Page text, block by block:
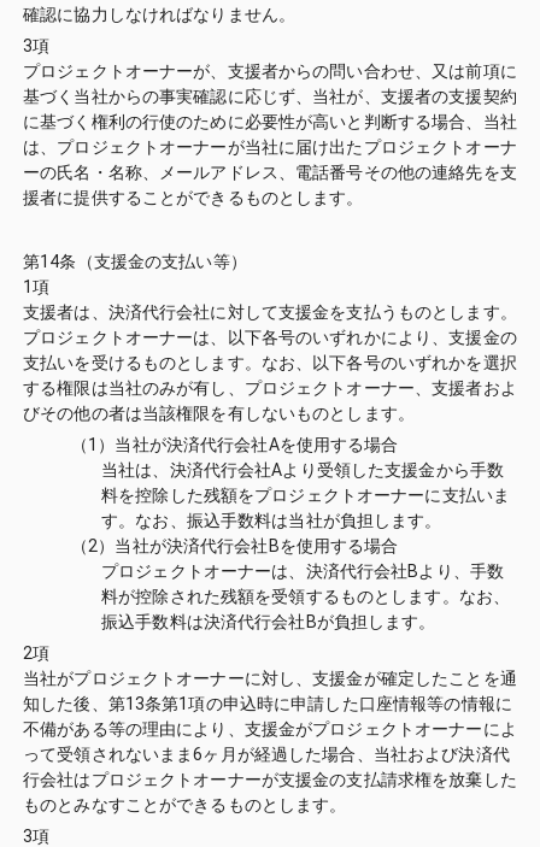
確認に協力しなければなりません。
3項
プロジェクトオーナーが、支援者からの問い合わせ、又は前項に
基づく当社からの事実確認に応じず、当社が、支援者の支援契約
に基づく権利の行使のために必要性が高いと判断する場合、当社
は、プロジェクトオーナーが当社に届け出たプロジェクトオーナ
ーの氏名・名称、メールアドレス、電話番号その他の連絡先を支
援者に提供することができるものとします。
第14条（支援金の支払い等）
1項
支援者は、決済代行会社に対して支援金を支払うものとします。
プロジェクトオーナーは、以下各号のいずれかにより、支援金の
支払いを受けるものとします。なお、以下各号のいずれかを選択
する権限は当社のみが有し、プロジェクトオーナー、支援者およ
びその他の者は当該権限を有しないものとします。
（1）当社が決済代行会社Aを使用する場合
当社は、決済代行会社Aより受領した支援金から手数
料を控除した残額をプロジェクトオーナーに支払いま
す。なお、振込手数料は当社が負担します。
（2）当社が決済代行会社Bを使用する場合
プロジェクトオーナーは、決済代行会社Bより、手数
料が控除された残額を受領するものとします。なお、
振込手数料は決済代行会社Bが負担します。
2項
当社がプロジェクトオーナーに対し、支援金が確定したことを通
知した後、第13条第1項の申込時に申請した口座情報等の情報に
不備がある等の理由により、支援金がプロジェクトオーナーによ
って受領されないまま6ヶ月が経過した場合、当社および決済代
行会社はプロジェクトオーナーが支援金の支払請求権を放棄した
ものとみなすことができるものとします。
3項